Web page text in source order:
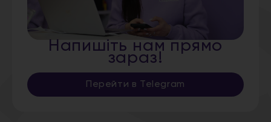
Напишіть нам прямо
зараз!
Перейти в Telegram